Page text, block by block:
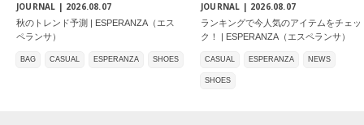
JOURNAL | 2026.08.07
秋のトレンド予測 | ESPERANZA（エス
ペランサ）
BAG CASUAL ESPERANZA SHOES
JOURNAL | 2026.08.07
ランキングで今人気のアイテムをチェッ
ク！ | ESPERANZA（エスペランサ）
CASUAL ESPERANZA NEWS
SHOES